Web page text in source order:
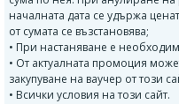
началната дата се удържа
от сумата се възстановява;
• При настаняване е
• От актуалната промоция
закупуване на ваучер от този
• Всички условия на този сайт.